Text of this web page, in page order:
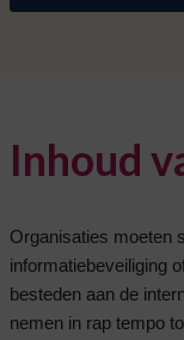
Inhoud
Organisaties moeten
informatiebeveiliging
besteden aan de
nemen in rap tempo